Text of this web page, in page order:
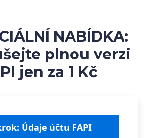
NABÍDKA:
plnou verzi
jen za 1 Kč
Údaje účtu FAPI